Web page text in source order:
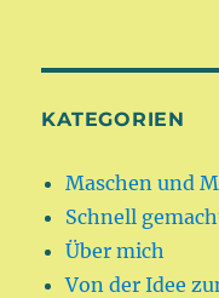
KATEGORIEN
Maschen und
Schnell
Über mich
Von der Idee